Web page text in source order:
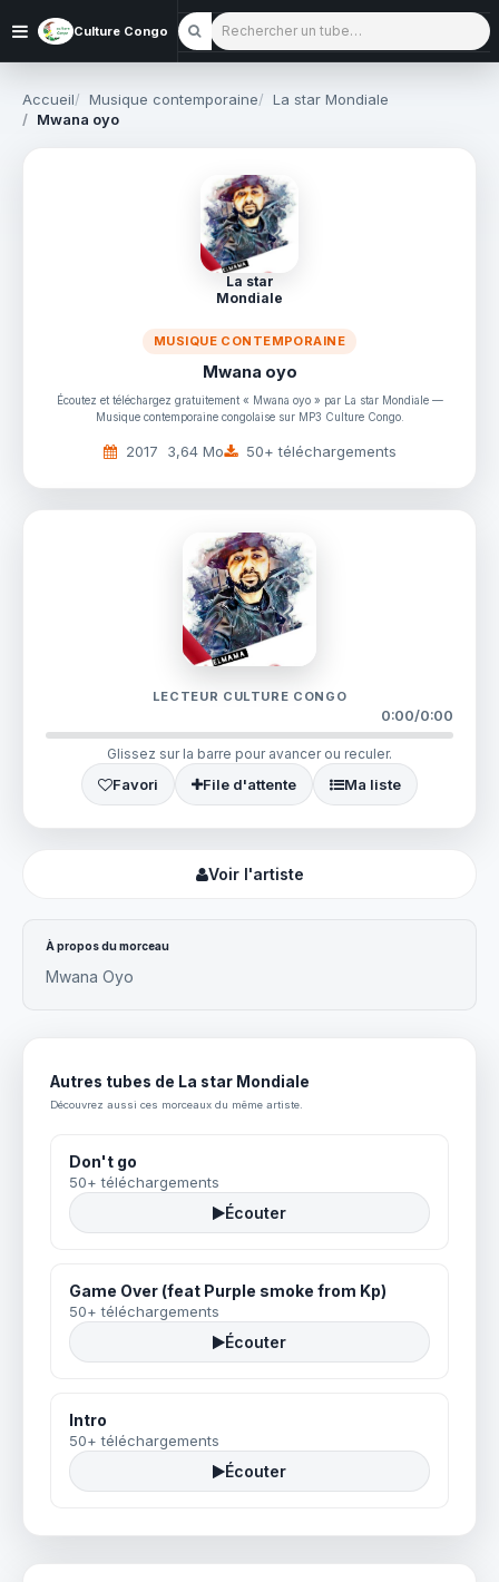
Culture Congo Rechercher un tube
Accueil Musique contemporaine
La star Mondiale
Mwana oyo
La star
Mondiale
MUSIQUE CONTEMPORAINE
Mwana oyo
Écoutez et téléchargez gratuitement « Mwana oyo » par La star Mondiale —
Musique contemporaine congolaise sur MP3 Culture Congo.
2017 3,64 Mo 50+ téléchargements
LECTEUR CULTURE CONGO
0:00/0:00
Glissez sur la barre pour avancer ou reculer.
Favori File d'attente Ma liste
Voir l'artiste
À propos du morceau
Mwana Oyo
Autres tubes de La star Mondiale
Découvrez aussi ces morceaux du même artiste.
Don't go
50+ téléchargements
Écouter
Game Over (feat Purple smoke from Kp)
50+ téléchargements
Écouter
Intro
50+ téléchargements
Écouter